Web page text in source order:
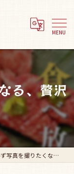
る、贅沢
真を撮りたくなる、贅沢な肉寿司。